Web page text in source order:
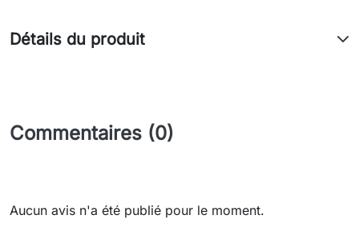
Détails du produit
Commentaires (0)
Aucun avis n'a été publié pour le moment.